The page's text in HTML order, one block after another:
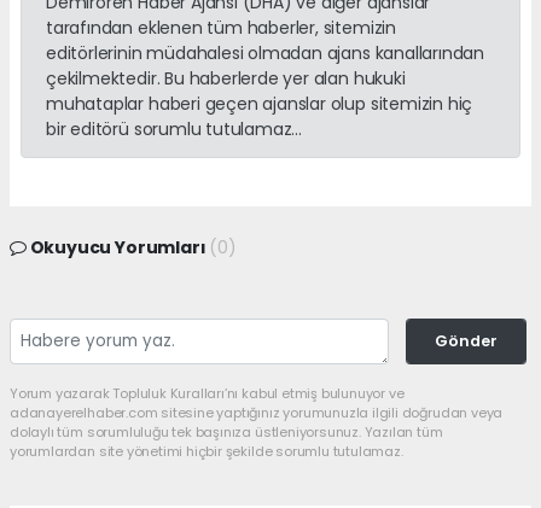
tarafından eklenen tüm haberler, sitemizin
editörlerinin müdahalesi olmadan ajans kanallarından
çekilmektedir. Bu haberlerde yer alan hukuki
muhataplar haberi geçen ajanslar olup sitemizin hiç
bir editörü sorumlu tutulamaz...
Okuyucu Yorumları (0)
Gönder
Yorum yazarak Topluluk Kuralları’nı kabul etmiş bulunuyor ve
adanayerelhaber.com sitesine yaptığınız yorumunuzla ilgili doğrudan veya
dolaylı tüm sorumluluğu tek başınıza üstleniyorsunuz. Yazılan tüm
yorumlardan site yönetimi hiçbir şekilde sorumlu tutulamaz.